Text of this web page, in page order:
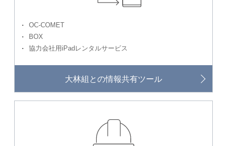
OC-COMET
BOX
協力会社用iPadレンタルサービス
大林組との情報共有ツール